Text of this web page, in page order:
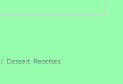
Catégories
Dessert, Recettes